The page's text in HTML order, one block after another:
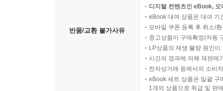
반품/교환 불가사유
디지털 컨텐츠인 eBook,
eBook 대여 상품은 대여 기
모바일 쿠폰 등록 후 취소/
중고상품이 구매확정(자동
LP상품의 재생 불량 원인
시간의 경과에 의해 재판매
전자상거래 등에서의 소비
eBook 세트 상품은 일괄 구
1개의 상품으로 취급 및 판